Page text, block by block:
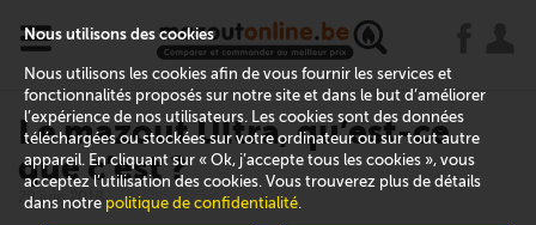
x
Le mazout Ultra, qu’est-ce
que c’est ?
29 juin 2018
Nous utilisons des cookies
Nous utilisons les cookies afin de vous fournir les services et
fonctionnalités proposés sur notre site et dans le but d’améliorer
l’expérience de nos utilisateurs. Les cookies sont des données
téléchargées ou stockées sur votre ordinateur ou sur tout autre
appareil. En cliquant sur « Ok, j’accepte tous les cookies », vous
acceptez l’utilisation des cookies. Vous trouverez plus de détails
dans notre politique de confidentialité.